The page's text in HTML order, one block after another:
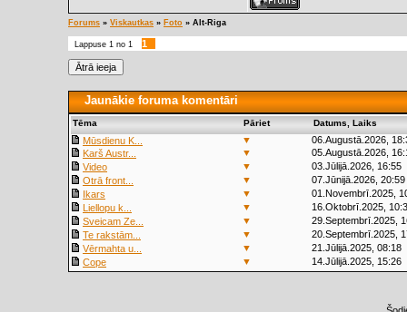
Forums » Viskautkas » Foto » Alt-Riga
Lappuse 1 no 1 1
Jaunākie foruma komentāri
Tēma Pāriet Datums, Laiks
Mūsdienu K... ▼
06.Augustā.2026,
Karš Austr...
▼
05.Augustā.2026,
Video
▼
03.Jūlijā.2026, 16:55
Otrā front...
▼
07.Jūnijā.2026, 20:59
Ikars
▼
01.Novembrī.2025,
Liellopu k...
▼
16.Oktobrī.2025,
Sveicam Ze...
▼
29.Septembrī.2025,
Te rakstām...
▼
20.Septembrī.2025,
Vērmahta u...
▼
21.Jūlijā.2025, 08:18
Cope
▼ 14.Jūlijā.2025, 15:26